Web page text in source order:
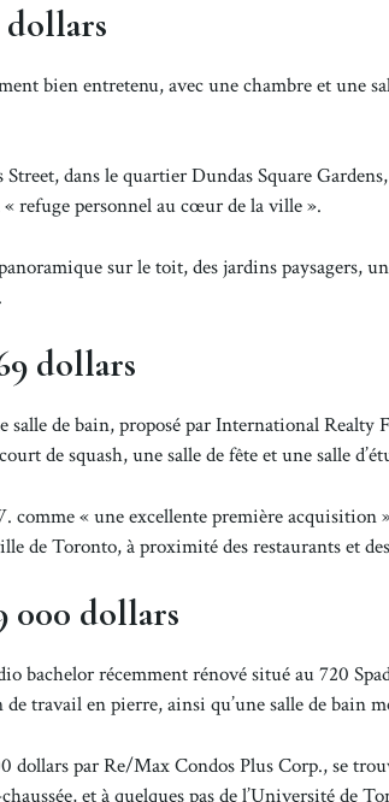
dollars
bien entretenu, avec une chambre et une
dans le quartier Dundas Square
refuge personnel au cœur de la ville ».
sur le toit, des jardins paysagers,
dollars
salle de bain, proposé par International
de squash, une salle de fête et une salle
comme « une excellente première acquisition
de Toronto, à proximité des restaurants et
000 dollars
bachelor récemment rénové situé au 720
travail en pierre, ainsi qu’une salle de bain
dollars par Re/Max Condos Plus Corp., se
et à quelques pas de l’Université de